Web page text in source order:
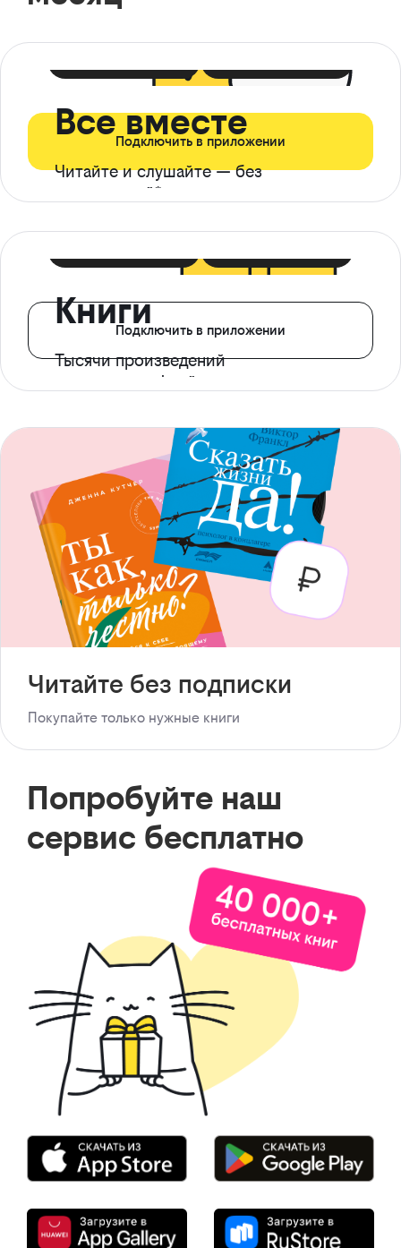
Все вместе
Читайте и слушайте — без
ограничений*
Подключить в приложении
Книги
Тысячи произведений
с доступом офлайн
Подключить в приложении
Читайте без подписки
Покупайте только нужные книги
Попробуйте наш
сервис бесплатно